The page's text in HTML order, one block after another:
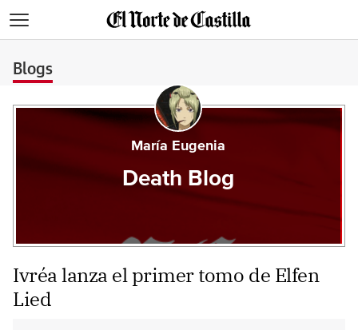
Blogs
María Eugenia
Death Blog
Ivréa lanza el primer tomo de Elfen
Lied